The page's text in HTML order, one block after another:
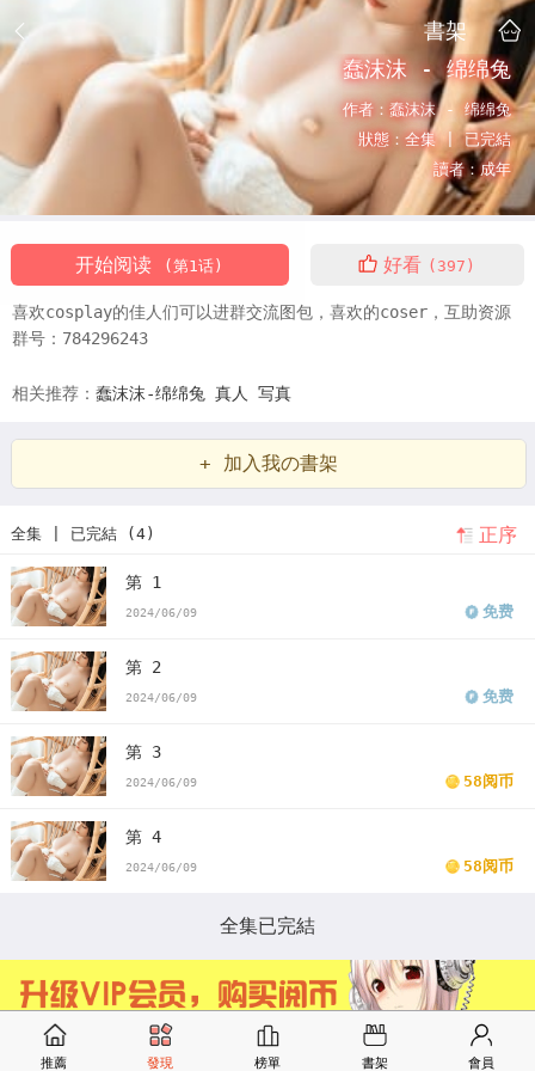
書架
蠢沫沫 - 绵绵兔
作者： 蠢沫沫 - 绵绵兔
狀態： 全集 |已完結
讀者： 成年
开始阅读 (第1话) 好看 (397)
喜欢cosplay的佳人们可以进群交流图包，喜欢的coser，互助资源
群号：784296243
相关推荐： 蠢沫沫-绵绵兔 真人 写真
+ 加入我の書架
全集 | 已完結 (4) 正序
第 1
2024/06/09 免费
第 2
2024/06/09 免费
第 3
2024/06/09 58阅币
第 4
2024/06/09 58阅币
全集已完結
推薦 發現 榜單 書架 會員